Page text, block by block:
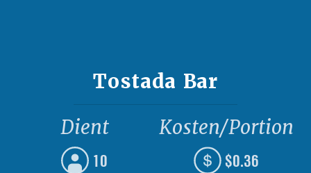
Tostada Bar
Dient
10
Kosten/Portion
$0.36